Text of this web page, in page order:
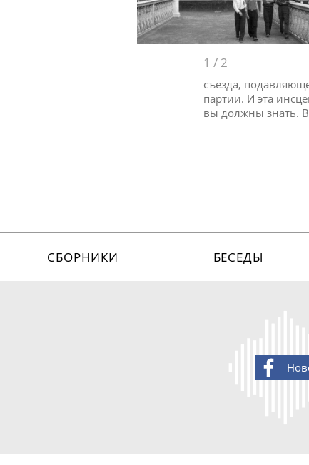
1 / 2
съезда,
партии. И эта
вы должны знать.
СБОРНИКИ БЕСЕДЫ